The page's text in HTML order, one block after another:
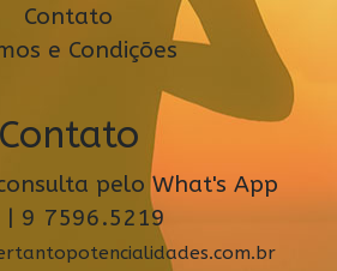
Contato
e Condições
Contato
pelo What's App
| 9 7596.5219